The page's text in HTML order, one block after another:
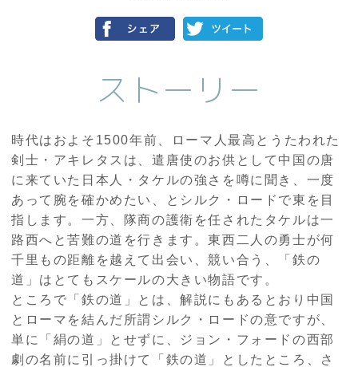
ストーリー
時代はおよそ1500年前、ローマ人最高とうたわれた
剣士・アキレタスは、遣唐使のお供として中国の唐
に来ていた日本人・タケルの強さを噂に聞き、一度
あって腕を確かめたい、とシルク・ロードで東を目
指します。一方、隊商の護衛を任されたタケルは一
路西へと苦難の道を行きます。東西二人の勇士が何
千里もの距離を越えて出会い、競い合う、「鉄の
道」はとてもスケールの大きい物語です。
ところで「鉄の道」とは、解説にもあるとおり中国
とローマを結んだ所謂シルク・ロードの意ですが、
単に「絹の道」とせずに、ジョン・フォードの西部
劇の名前に引っ掛けて「鉄の道」としたところ、さ